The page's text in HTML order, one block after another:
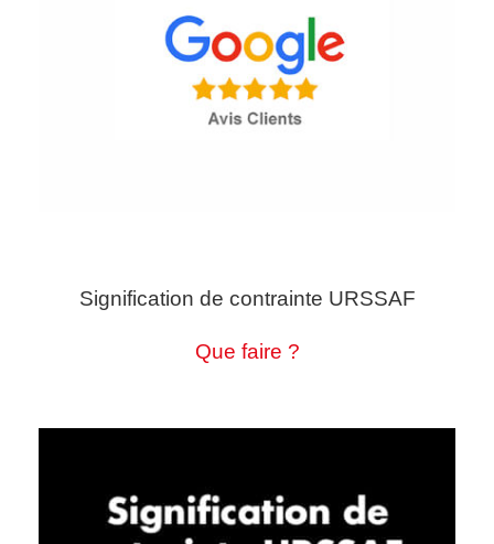
Signification de contrainte URSSAF
Que faire ?